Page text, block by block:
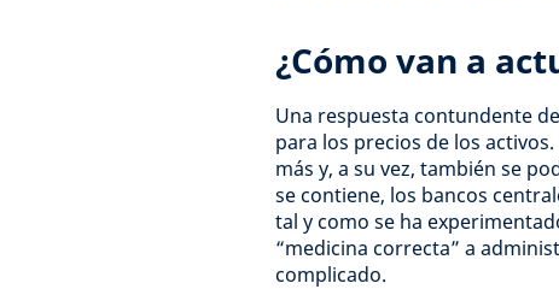
¿Cómo van a
Una respuesta contundente
para los precios de los
más y, a su vez, también se
se contiene, los bancos
tal y como se ha
“medicina correcta” a
complicado.